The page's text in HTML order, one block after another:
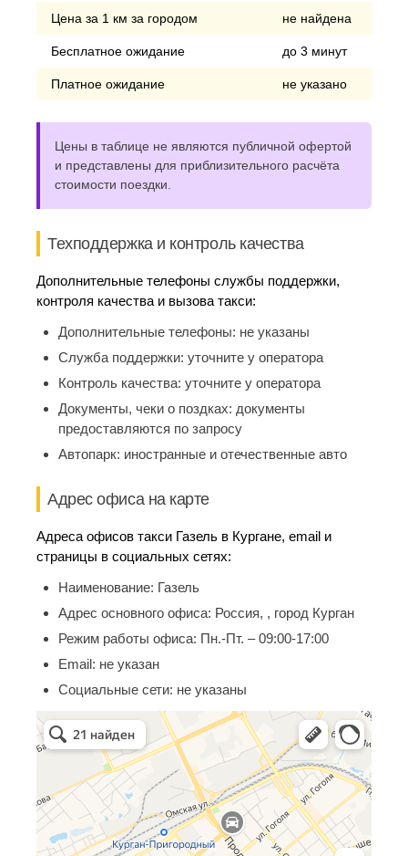
Цена за 1 км за городом не найдена
Бесплатное ожидание до 3 минут
Платное ожидание не указано
Цены в таблице не являются публичной офертой
и представлены для приблизительного расчёта
стоимости поездки.
Техподдержка и контроль качества
Дополнительные телефоны службы поддержки,
контроля качества и вызова такси:
Дополнительные телефоны: не указаны
Служба поддержки: уточните у оператора
Контроль качества: уточните у оператора
Документы, чеки о поздках: документы
предоставляются по запросу
Автопарк: иностранные и отечественные авто
Адрес офиса на карте
Адреса офисов такси Газель в Кургане, email и
страницы в социальных сетях:
Наименование: Газель
Адрес основного офиса: Россия, , город Курган
Режим работы офиса: Пн.-Пт. – 09:00-17:00
Email: не указан
Социальные сети: не указаны